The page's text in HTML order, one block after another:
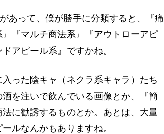
あって、僕が勝手に分類すると、『痛
『マルチ商法系』『アウトローアピ
アピール系』ですかね。
った陰キャ（ネクラ系キャラ）たち
を注いで飲んでいる画像とか、『簡
に勧誘するものとか。あとは、大量
ルなんかもありますね。